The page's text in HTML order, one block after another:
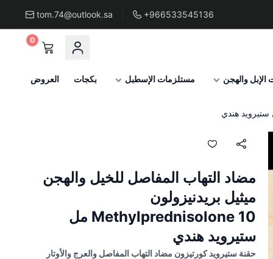
+966533545136
tom.74@outlook.sa
0
الإبل والهجن مستلزمات الإسطبل بكجات العروض
مضاد التهاب المفاصل للخيل والهجن
ميثيل بريدنيزولون
Methylprednisolone 10 مل
ستيرويد هندي
حقنة ستيرويد كورتيزون مضاد التهاب المفاصل والعرج والأوتار